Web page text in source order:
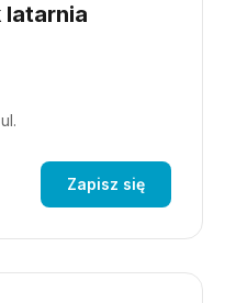
latarnia
Zapisz się